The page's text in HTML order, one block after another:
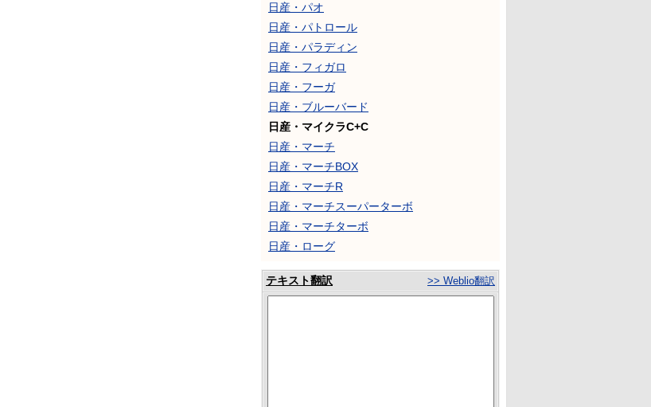
日産・パオ
日産・パトロール
日産・パラディン
日産・フィガロ
日産・フーガ
日産・ブルーバード
日産・マイクラC+C
日産・マーチ
日産・マーチBOX
日産・マーチR
日産・マーチスーパーターボ
日産・マーチターボ
日産・ローグ
テキスト翻訳 >> Weblio翻訳